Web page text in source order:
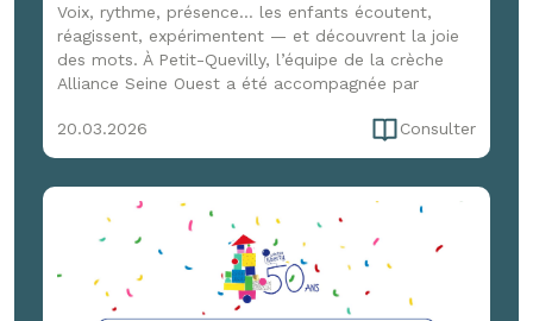
Voix, rythme, présence… les enfants écoutent,
réagissent, expérimentent — et découvrent la joie
des mots. À Petit-Quevilly, l’équipe de la crèche
Alliance Seine Ouest a été accompagnée par
immersion de trois jours, entre formation et
expérimentation, pour faire vivre la poésie dans le
France 3 Normandie, venu capter ces joyeux
moments ! Un reportage à retrouver ici :
www.youtube.com/watch?v=G4DpxNk84jg
20.03.2026 Consulter